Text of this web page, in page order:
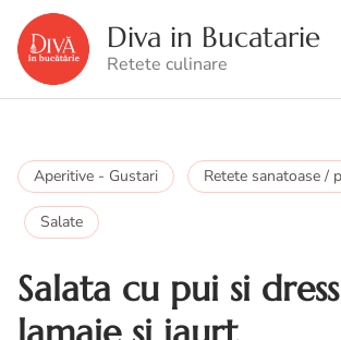
Diva in Bucatarie
Retete culinare
Aperitive - Gustari Retete sanatoase /
Salate
Salata cu pui si